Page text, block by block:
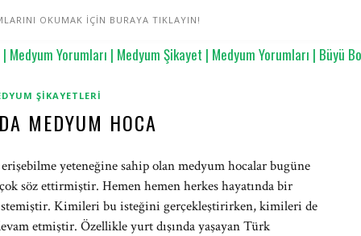
OKUMAK İÇİN BURAYA TIKLAYIN!
ŞIKAYETLERI
MEDYUM HOCA
yeteneğine sahip olan medyum hocalar bugüne
söz ettirmiştir. Hemen hemen herkes hayatında bir
istemiştir. Kimileri bu isteğini gerçekleştirirken, kimileri de
etmiştir. Özellikle yurt dışında yaşayan Türk